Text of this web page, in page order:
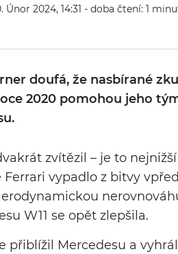
2024, 14:31 - doba čtení: 1
doufá, že nasbírané
2020 pomohou jeho
zvítězil – je to
vypadlo z bitvy
W11 se opět zlepšila.
přiblížil Mercedesu a